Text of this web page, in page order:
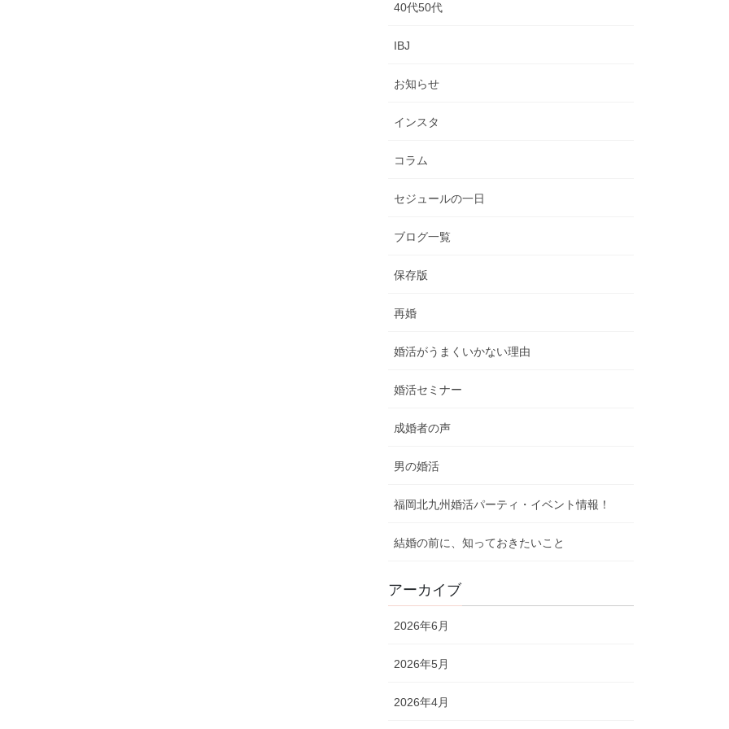
40代50代
IBJ
お知らせ
インスタ
コラム
セジュールの一日
ブログ一覧
保存版
再婚
婚活がうまくいかない理由
婚活セミナー
成婚者の声
男の婚活
福岡北九州婚活パーティ・イベント情報！
結婚の前に、知っておきたいこと
アーカイブ
2026年6月
2026年5月
2026年4月